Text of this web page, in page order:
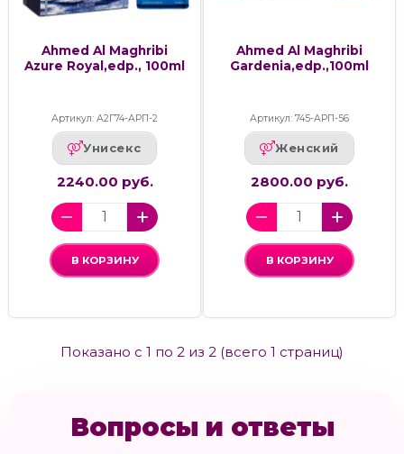
Ahmed Al Maghribi
Azure Royal,edp., 100ml
Артикул: А2Г74-АРП-2
Унисекс
2240.00 руб.
В КОРЗИНУ
Ahmed Al Maghribi
Gardenia,edp.,100ml
Артикул: 745-АРП-56
Женский
2800.00 руб.
В КОРЗИНУ
Показано с 1 по 2 из 2 (всего 1 страниц)
Вопросы и ответы